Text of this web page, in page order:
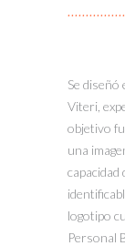
Se
Viteri,
objetivo
una
capacidad
logotipo
Personal